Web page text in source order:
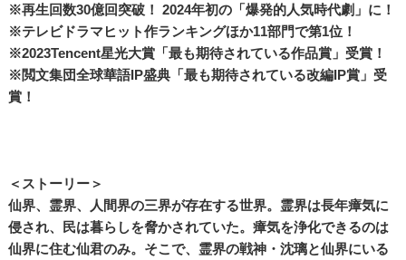
※再生回数30億回突破！ 2024年初の「爆発的人気時代劇」に！
※テレビドラマヒット作ランキングほか11部門で第1位！
※2023Tencent星光大賞「最も期待されている作品賞」受賞！
※閲文集団全球華語IP盛典「最も期待されている改編IP賞」受
賞！
＜ストーリー＞
仙界、霊界、人間界の三界が存在する世界。霊界は長年瘴気に
侵され、民は暮らしを脅かされていた。瘴気を浄化できるのは
仙界に住む仙君のみ。そこで、霊界の戦神・沈璃と仙界にいる